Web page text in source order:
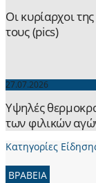
Οι κυρίαρχοι
τους (pics)
27.07.2026
Yψηλές
των φιλικών
Κατηγορίες
ΒΡΑΒΕΙΑ